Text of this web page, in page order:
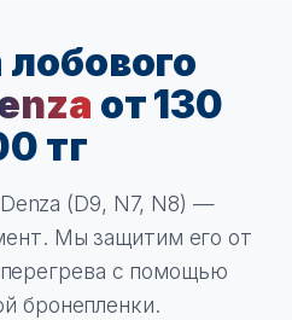
от 130
тг
(D9, N7, N8) —
Мы защитим его от
с помощью
бронепленки.